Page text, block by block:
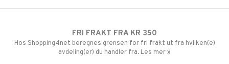
FRI FRAKT FRA KR 350
Hos Shopping4net beregnes grensen for fri frakt ut fra hvilken(e)
avdeling(er) du handler fra. Les mer »